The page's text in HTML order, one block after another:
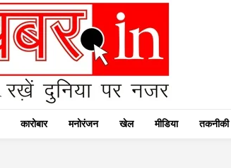
कारोबार मनोरंजन खेल मीडिया तकनीकी